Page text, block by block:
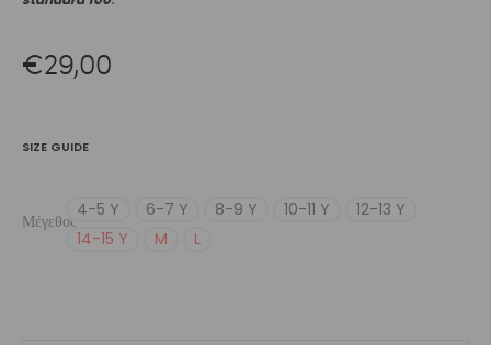
€29,00
SIZE GUIDE
Μέγεθος
4-5 Y 6-7 Y 8-9 Y 10-11 Y
12-13 Y
14-15 Y
M L